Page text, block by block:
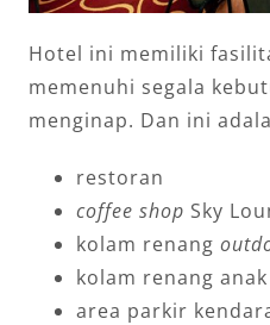
Hotel ini memiliki
memenuhi segala
menginap. Dan ini
restoran
coffee shop Sky
kolam renang
kolam renang anak
area parkir